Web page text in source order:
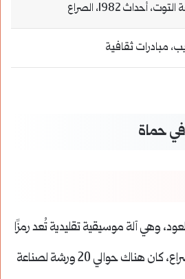
أحداث 1982، الصراع
مبادرات ثقافية
حماة
وهي آلة موسيقية تقليدية تُعد رمزًا
للموسيقى العربية. قبل الصراع، كان هناك حوالي 20 ورشة لصناعة